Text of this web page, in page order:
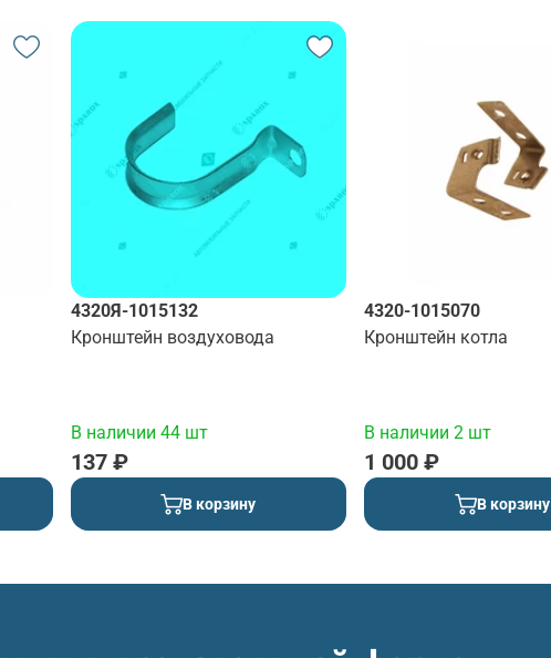
4320Я-1015132
Кронштейн воздуховода
В наличии 44 шт
137 ₽
В корзину
4320-1015070
Кронштейн котла
В наличии 2 шт
1 000 ₽
В корзину